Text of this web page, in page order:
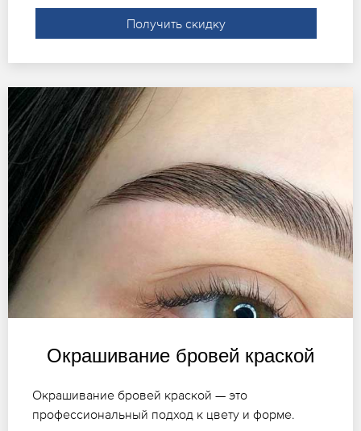
Получить скидку
Окрашивание бровей краской
Окрашивание бровей краской — это
профессиональный подход к цвету и форме.